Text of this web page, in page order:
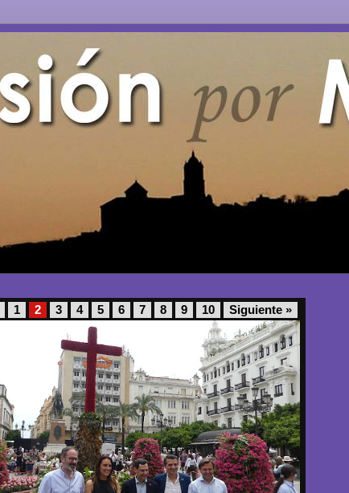
1 2 3 4 5 6 7 8 9 10 Siguiente »